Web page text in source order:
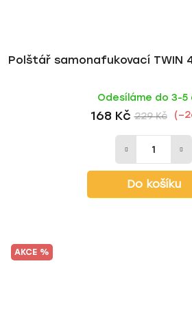
Polštář samonafukovací TWIN
Odesíláme do 3-5
168 Kč 229 Kč
Do košíku
AKCE %